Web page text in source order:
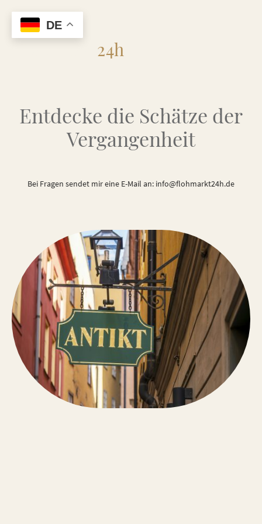
24h
Entdecke die Schätze der
Vergangenheit
Bei Fragen sendet mir eine E-Mail an: info@flohmarkt24h.de
DE